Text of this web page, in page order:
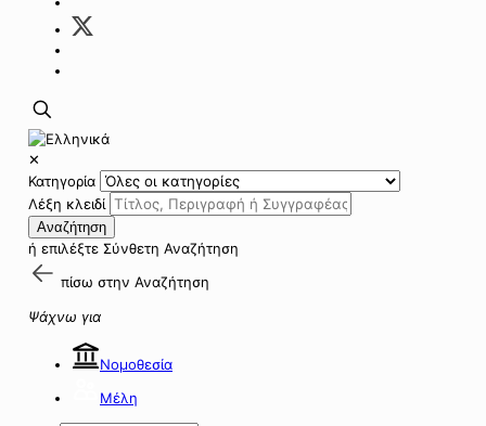
✕
Κατηγορία
Λέξη κλειδί
Αναζήτηση
ή επιλέξτε Σύνθετη Αναζήτηση
πίσω στην Αναζήτηση
Ψάχνω για
Νομοθεσία
Μέλη